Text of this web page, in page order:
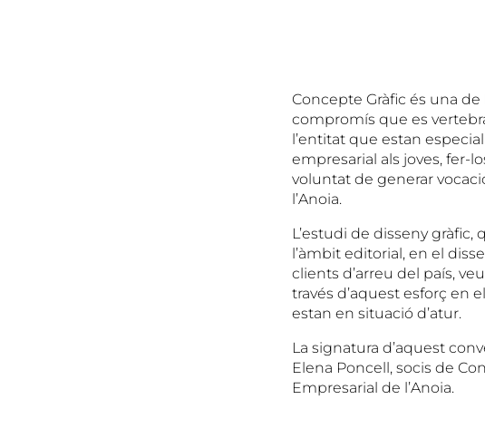
Concepte Gràfic és una
compromís que es
l’entitat que estan
empresarial als joves, fer-
voluntat de generar
l’Anoia.
L’estudi de disseny
l’àmbit editorial, en el
clients d’arreu del país,
través d’aquest esforç en
estan en situació d’atur.
La signatura d’aquest
Elena Poncell, socis de
Empresarial de l’Anoia.